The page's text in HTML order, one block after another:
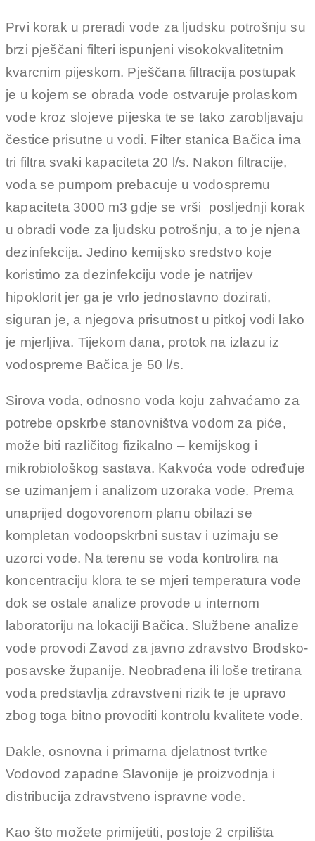
Prvi korak u preradi vode za ljudsku potrošnju su
brzi pješčani filteri ispunjeni visokokvalitetnim
kvarcnim pijeskom. Pješčana filtracija postupak
je u kojem se obrada vode ostvaruje prolaskom
vode kroz slojeve pijeska te se tako zarobljavaju
čestice prisutne u vodi. Filter stanica Bačica ima
tri filtra svaki kapaciteta 20 l/s. Nakon filtracije,
voda se pumpom prebacuje u vodospremu
kapaciteta 3000 m3 gdje se vrši posljednji korak
u obradi vode za ljudsku potrošnju, a to je njena
dezinfekcija. Jedino kemijsko sredstvo koje
koristimo za dezinfekciju vode je natrijev
hipoklorit jer ga je vrlo jednostavno dozirati,
siguran je, a njegova prisutnost u pitkoj vodi lako
je mjerljiva. Tijekom dana, protok na izlazu iz
vodospreme Bačica je 50 l/s.
Sirova voda, odnosno voda koju zahvaćamo za
potrebe opskrbe stanovništva vodom za piće,
može biti različitog fizikalno – kemijskog i
mikrobiološkog sastava. Kakvoća vode određuje
se uzimanjem i analizom uzoraka vode. Prema
unaprijed dogovorenom planu obilazi se
kompletan vodoopskrbni sustav i uzimaju se
uzorci vode. Na terenu se voda kontrolira na
koncentraciju klora te se mjeri temperatura vode
dok se ostale analize provode u internom
laboratoriju na lokaciji Bačica. Službene analize
vode provodi Zavod za javno zdravstvo Brodsko-
posavske županije. Neobrađena ili loše tretirana
voda predstavlja zdravstveni rizik te je upravo
zbog toga bitno provoditi kontrolu kvalitete vode.
Dakle, osnovna i primarna djelatnost tvrtke
Vodovod zapadne Slavonije je proizvodnja i
distribucija zdravstveno ispravne vode.
Kao što možete primijetiti, postoje 2 crpilišta